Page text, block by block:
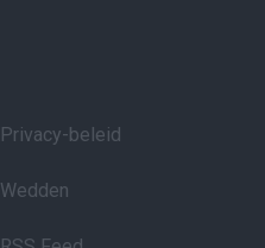
Privacy-beleid
Wedden